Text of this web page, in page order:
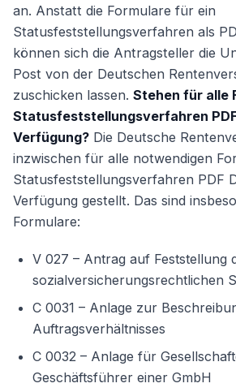
an. Anstatt die Formulare für ein
Statusfeststellungsverfahren als
können sich die Antragsteller die
Post von der Deutschen
zuschicken lassen. Stehen für alle
Statusfeststellungsverfahren
Verfügung? Die Deutsche
inzwischen für alle notwendigen
Statusfeststellungsverfahren PDF
Verfügung gestellt. Das sind
Formulare:
V 027 – Antrag auf Feststellung
sozialversicherungsrechtlichen
C 0031 – Anlage zur
Auftragsverhältnisses
C 0032 – Anlage für
Geschäftsführer einer GmbH